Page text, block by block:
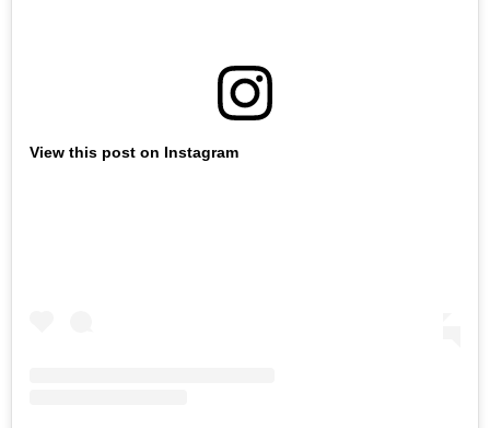
View this post on Instagram